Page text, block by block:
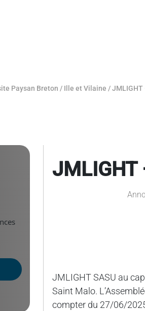
Paysan Breton / Ille et Vilaine /JMLIGHT
JMLIGHT SASU au
Saint Malo.
compter du 27/06/